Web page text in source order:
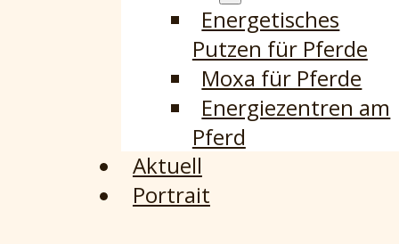
Energetisches
Putzen für Pferde
Moxa für Pferde
Energiezentren am
Pferd
Aktuell
Portrait